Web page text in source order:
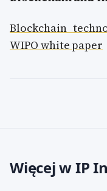
Blockchain
WIPO white paper
Więcej w IP